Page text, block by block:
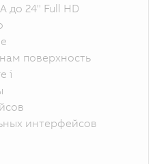
до 24" Full HD
поверхность
i
интерфейсов